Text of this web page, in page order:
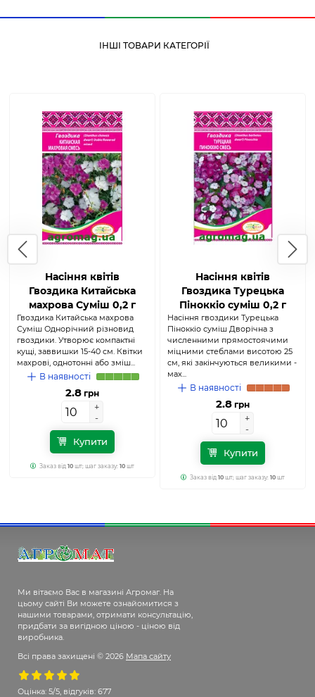
ІНШІ ТОВАРИ КАТЕГОРІЇ
Насіння квітів
Гвоздика Китайська
махрова Суміш 0,2 г
(Агромаг)
Гвоздика Китайська махрова
Суміш Однорічний різновид
гвоздики. Утворює компактні
кущі, заввишки 15-40 см. Квітки
махрові, однотонні або зміш...
В наявності
2.8 грн
+
-
+
-
Купити
Заказ від 10 шт; шаг заказу: 10 шт
Насіння квітів
Гвоздика Турецька
Піноккіо суміш 0,2 г
(Агромаг)
Насіння гвоздики Турецька
Піноккіо суміш Дворічна з
численними прямостоячими
міцними стеблами висотою 25
см, які закінчуються великими -
мах...
В наявності
2.8 грн
+
-
+
-
Купити
Заказ від 10 шт; шаг заказу: 10 шт
Ми вітаємо Вас в магазині Агромаг. На
цьому сайті Ви можете ознайомитися з
нашими товарами, отримати консультацію,
придбати за вигідною ціною - ціною від
виробника.
Всі права захищені © 2026 Мапа сайту
Оцінка: 5/5, відгуків: 677